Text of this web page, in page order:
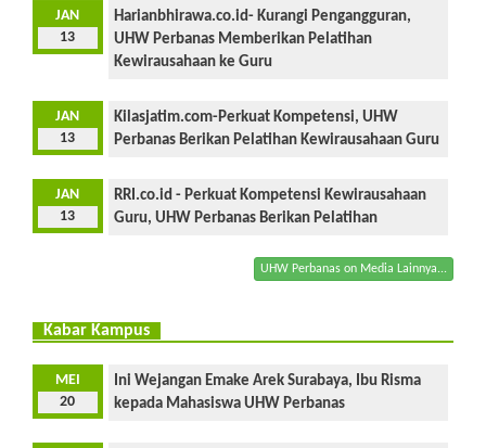
JAN
13
Harianbhirawa.co.id- Kurangi Pengangguran,
UHW Perbanas Memberikan Pelatihan
Kewirausahaan ke Guru
JAN
13
Kilasjatim.com-Perkuat Kompetensi, UHW
Perbanas Berikan Pelatihan Kewirausahaan Guru
JAN
13
RRI.co.id - Perkuat Kompetensi Kewirausahaan
Guru, UHW Perbanas Berikan Pelatihan
UHW Perbanas on Media Lainnya...
Kabar Kampus
MEI
20
Ini Wejangan Emake Arek Surabaya, Ibu Risma
kepada Mahasiswa UHW Perbanas